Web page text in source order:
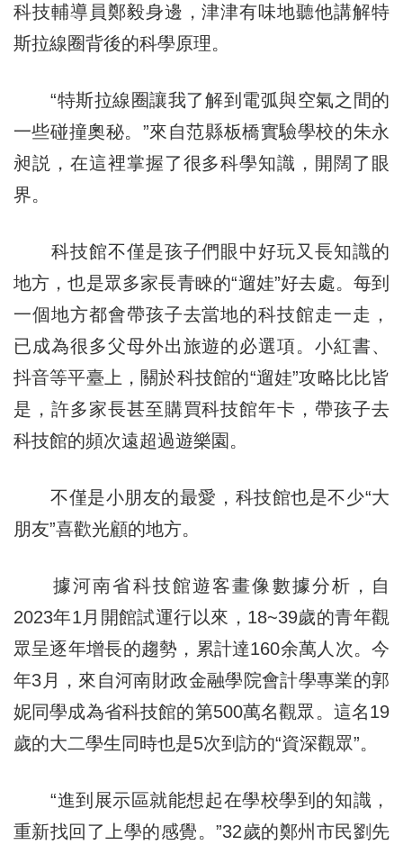
科技輔導員鄭毅身邊，津津有味地聽他講解特
斯拉線圈背後的科學原理。
“特斯拉線圈讓我了解到電弧與空氣之間的
一些碰撞奧秘。”來自范縣板橋實驗學校的朱永
昶説，在這裡掌握了很多科學知識，開闊了眼
界。
科技館不僅是孩子們眼中好玩又長知識的
地方，也是眾多家長青睞的“遛娃”好去處。每到
一個地方都會帶孩子去當地的科技館走一走，
已成為很多父母外出旅遊的必選項。小紅書、
抖音等平臺上，關於科技館的“遛娃”攻略比比皆
是，許多家長甚至購買科技館年卡，帶孩子去
科技館的頻次遠超過遊樂園。
不僅是小朋友的最愛，科技館也是不少“大
朋友”喜歡光顧的地方。
據河南省科技館遊客畫像數據分析，自
2023年1月開館試運行以來，18~39歲的青年觀
眾呈逐年增長的趨勢，累計達160余萬人次。今
年3月，來自河南財政金融學院會計學專業的郭
妮同學成為省科技館的第500萬名觀眾。這名19
歲的大二學生同時也是5次到訪的“資深觀眾”。
“進到展示區就能想起在學校學到的知識，
重新找回了上學的感覺。”32歲的鄭州市民劉先